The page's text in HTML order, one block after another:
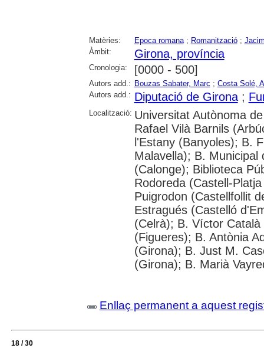
Matèries: Epoca romana; Romanització;
Àmbit:
Girona, província
Cronologia: [0000 - 500]
Autors add.: Bouzas Sabater, Marc ; Costa Solé,
Autors add.: Diputació de Girona;
Localització: Universitat Autònoma
Rafael Vilà Barnils
l'Estany (Banyoles); B.
Malavella); B. Municipal
(Calonge); Biblioteca
Rodoreda (Castell-
Puigrodon (Castellfollit
Estragués (Castelló
(Celrà); B. Víctor
(Figueres); B. Antònia
(Girona); B. Just M.
(Girona); B. Marià
Enllaç permanent a aquest
18 / 30